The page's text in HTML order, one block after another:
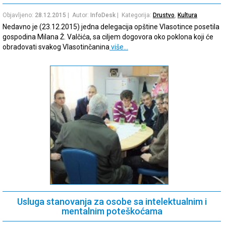
Objavljeno: 28.12.2015 | Autor: InfoDesk | Kategorija: Drustvo, Kultura
Nedavno je (23.12.2015) jedna delegacija opštine Vlasotince posetila
gospodina Milana Ž. Valčića, sa ciljem dogovora oko poklona koji će
obradovati svakog Vlasotinčanina više…
Usluga stanovanja za osobe sa intelektualnim i
mentalnim poteškoćama